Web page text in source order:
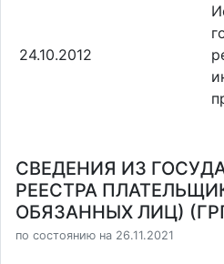
24.10.2012
СВЕДЕНИЯ ИЗ
РЕЕСТРА
ОБЯЗАННЫХ ЛИЦ)
по состоянию на 26.11.2021